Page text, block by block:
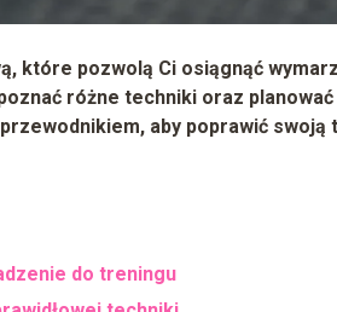
które pozwolą Ci osiągnąć
różne techniki oraz
aby poprawić swoją
do treningu